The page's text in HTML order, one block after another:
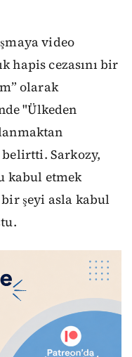
video
hapis cezasını bir
olarak
"Ülkeden
belirtti. Sarkozy,
kabul etmek
bir şeyi asla kabul